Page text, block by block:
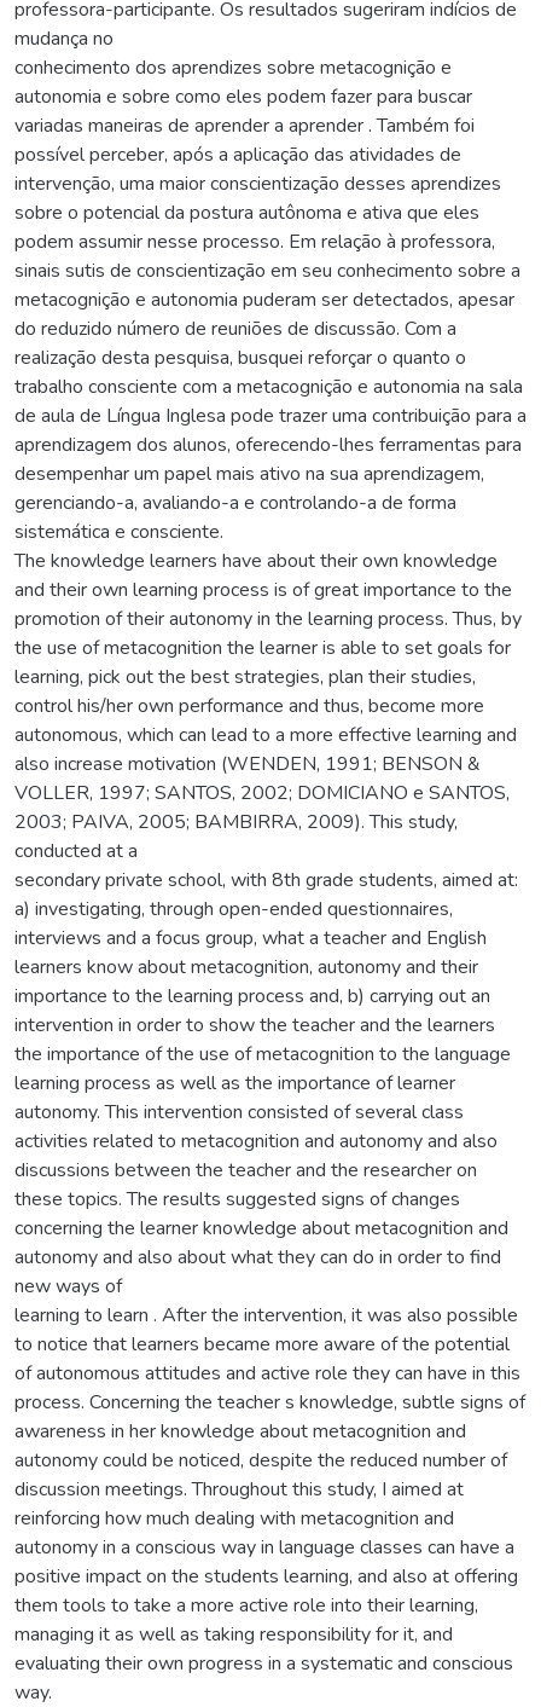
professora-participante. Os resultados sugeriram indícios de
mudança no
conhecimento dos aprendizes sobre metacognição e
autonomia e sobre como eles podem fazer para buscar
variadas maneiras de aprender a aprender . Também foi
possível perceber, após a aplicação das atividades de
intervenção, uma maior conscientização desses aprendizes
sobre o potencial da postura autônoma e ativa que eles
podem assumir nesse processo. Em relação à professora,
sinais sutis de conscientização em seu conhecimento sobre a
metacognição e autonomia puderam ser detectados, apesar
do reduzido número de reuniões de discussão. Com a
realização desta pesquisa, busquei reforçar o quanto o
trabalho consciente com a metacognição e autonomia na sala
de aula de Língua Inglesa pode trazer uma contribuição para a
aprendizagem dos alunos, oferecendo-lhes ferramentas para
desempenhar um papel mais ativo na sua aprendizagem,
gerenciando-a, avaliando-a e controlando-a de forma
sistemática e consciente.
The knowledge learners have about their own knowledge
and their own learning process is of great importance to the
promotion of their autonomy in the learning process. Thus, by
the use of metacognition the learner is able to set goals for
learning, pick out the best strategies, plan their studies,
control his/her own performance and thus, become more
autonomous, which can lead to a more effective learning and
also increase motivation (WENDEN, 1991; BENSON &
VOLLER, 1997; SANTOS, 2002; DOMICIANO e SANTOS,
2003; PAIVA, 2005; BAMBIRRA, 2009). This study,
conducted at a
secondary private school, with 8th grade students, aimed at:
a) investigating, through open-ended questionnaires,
interviews and a focus group, what a teacher and English
learners know about metacognition, autonomy and their
importance to the learning process and, b) carrying out an
intervention in order to show the teacher and the learners
the importance of the use of metacognition to the language
learning process as well as the importance of learner
autonomy. This intervention consisted of several class
activities related to metacognition and autonomy and also
discussions between the teacher and the researcher on
these topics. The results suggested signs of changes
concerning the learner knowledge about metacognition and
autonomy and also about what they can do in order to find
new ways of
learning to learn . After the intervention, it was also possible
to notice that learners became more aware of the potential
of autonomous attitudes and active role they can have in this
process. Concerning the teacher s knowledge, subtle signs of
awareness in her knowledge about metacognition and
autonomy could be noticed, despite the reduced number of
discussion meetings. Throughout this study, I aimed at
reinforcing how much dealing with metacognition and
autonomy in a conscious way in language classes can have a
positive impact on the students learning, and also at offering
them tools to take a more active role into their learning,
managing it as well as taking responsibility for it, and
evaluating their own progress in a systematic and conscious
way.